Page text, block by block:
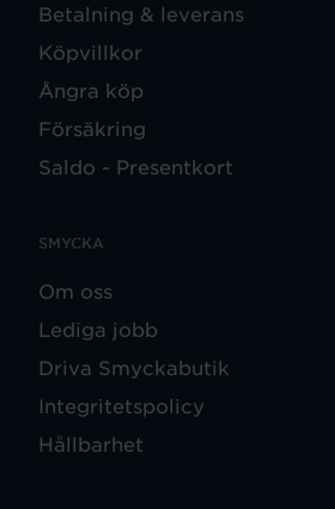
Betalning & leverans
Köpvillkor
Ångra köp
Försäkring
Saldo - Presentkort
SMYCKA
Om oss
Lediga jobb
Driva Smyckabutik
Integritetspolicy
Hållbarhet